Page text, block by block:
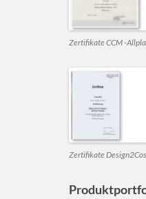
Zertifikate CCM -
Zertifikate